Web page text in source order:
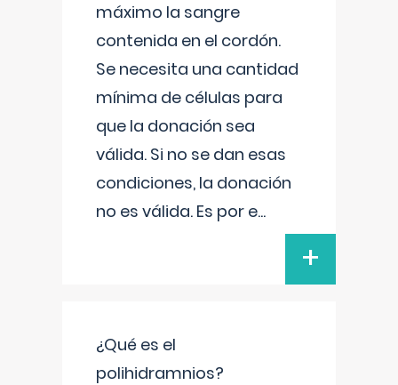
máximo la sangre
contenida en el cordón.
Se necesita una cantidad
mínima de células para
que la donación sea
válida. Si no se dan esas
condiciones, la donación
no es válida. Es por e...
+
¿Qué es el
polihidramnios?